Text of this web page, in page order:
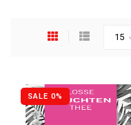
SALE 0%